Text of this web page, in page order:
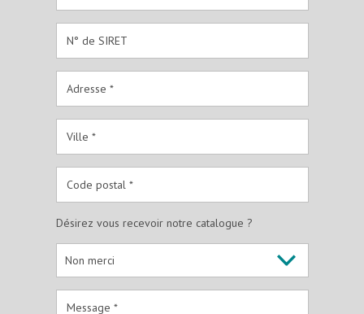
Désirez vous recevoir notre catalogue ?